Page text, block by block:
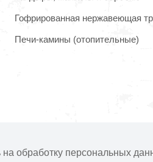
Гофрированная нержавеющая
Печи-камины (отопительные)
обработку персональных